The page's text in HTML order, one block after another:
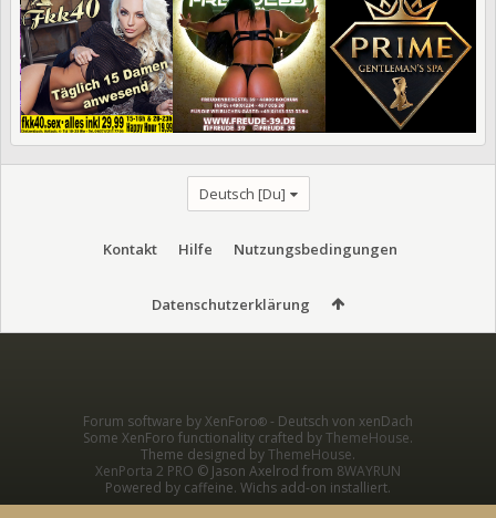
Deutsch [Du]
Kontakt Hilfe Nutzungsbedingungen
Datenschutzerklärung
Forum software by XenForo® - Deutsch von xenDach
Some XenForo functionality crafted byThemeHouse.
Theme designed byThemeHouse.
XenPorta 2 PRO © Jason Axelrod from 8WAYRUN
Powered by caffeine. Wichs add-on installiert.